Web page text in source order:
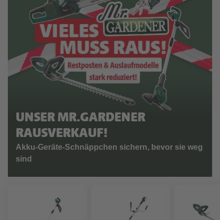
UNSER MR.GARDENER
RAUSVERKAUF!
Akku-Geräte-Schnäppchen sichern, bevor sie weg
sind